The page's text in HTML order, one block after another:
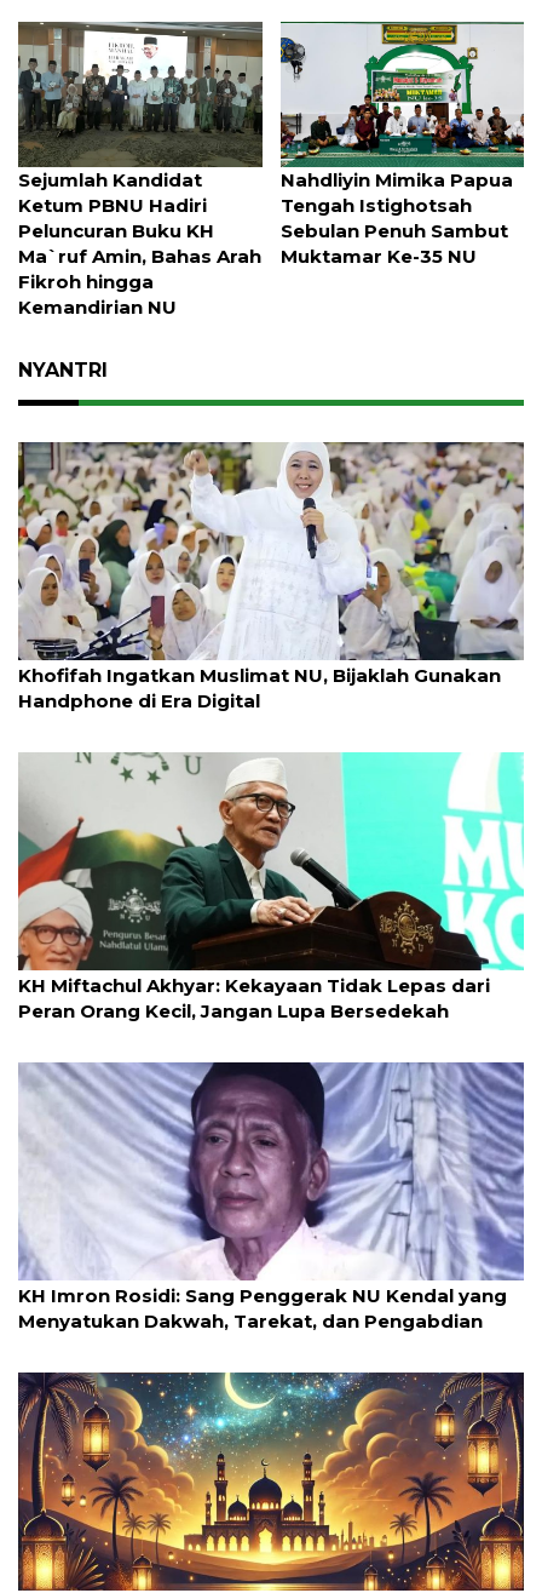
Sejumlah Kandidat
Ketum PBNU Hadiri
Peluncuran Buku KH
Ma`ruf Amin, Bahas Arah
Fikroh hingga
Kemandirian NU
Nahdliyin Mimika Papua
Tengah Istighotsah
Sebulan Penuh Sambut
Muktamar Ke-35 NU
NYANTRI
23 September 2025
Khofifah Ingatkan Muslimat NU, Bijaklah Gunakan
Handphone di Era Digital
16 Juli 2025
KH Miftachul Akhyar: Kekayaan Tidak Lepas dari
Peran Orang Kecil, Jangan Lupa Bersedekah
22 Agustus 2025
KH Imron Rosidi: Sang Penggerak NU Kendal yang
Menyatukan Dakwah, Tarekat, dan Pengabdian
05 Maret 2025